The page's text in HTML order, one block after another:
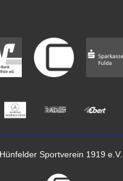
Hünfelder Sportverein 1919 e.V.